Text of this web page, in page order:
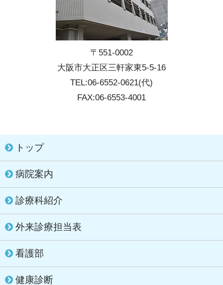
〒551-0002
大阪市大正区三軒家東5-5-16
TEL:06-6552-0621(代)
FAX:06-6553-4001
トップ
病院案内
診療科紹介
外来診療担当表
看護部
健康診断